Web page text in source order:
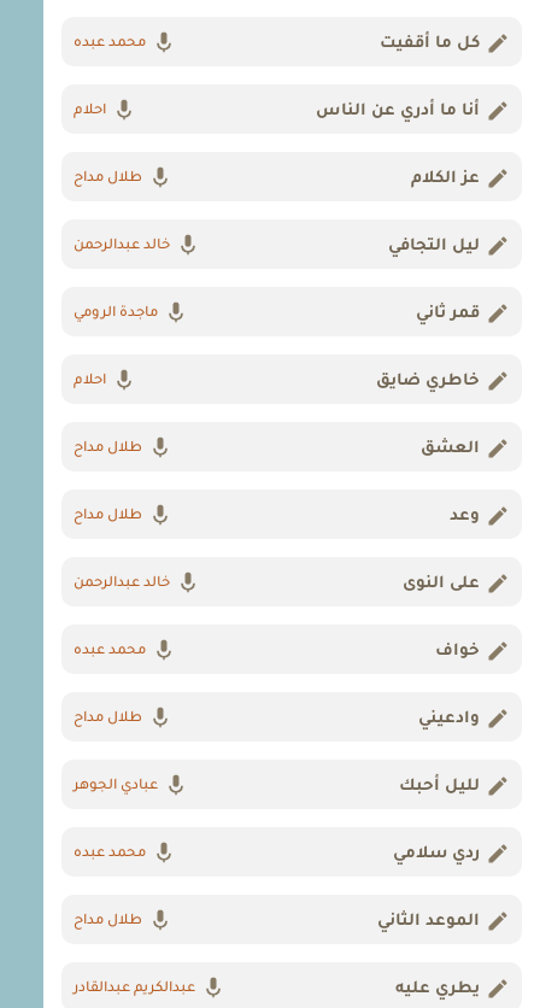
كل ما أقفيت محمد عبده
أنا ما أدري عن الناس احلام
عز الكلام طلال مداح
ليل التجافي خالد عبدالرحمن
قمر ثاني ماجدة الرومي
خاطري ضايق احلام
العشق طلال مداح
وعد طلال مداح
على النوى خالد عبدالرحمن
خواف محمد عبده
وادعيني طلال مداح
لليل أحبك عبادي الجوهر
ردي سلامي محمد عبده
الموعد الثاني طلال مداح
يطري عليه عبدالكريم عبدالقادر